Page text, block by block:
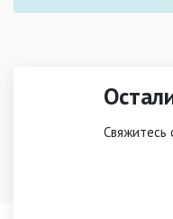
Свяжитесь